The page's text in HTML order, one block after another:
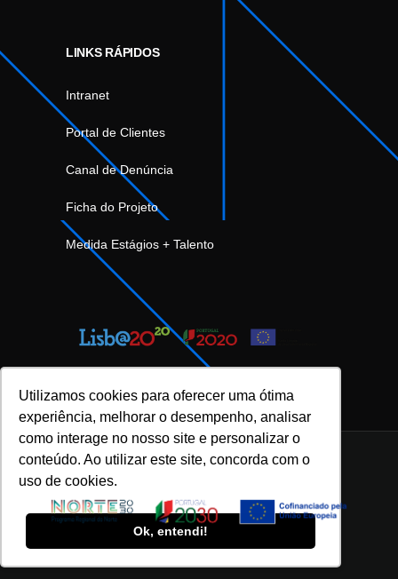
Utilizamos cookies para oferecer uma ótima
experiência, melhorar o desempenho, analisar
como interage no nosso site e personalizar o
conteúdo. Ao utilizar este site, concorda com o
uso de cookies.
Ok, entendi!
LINKS RÁPIDOS
Intranet
Portal de Clientes
Canal de Denúncia
Ficha do Projeto
Medida Estágios + Talento
INOVFLOW Business Solutions © 2023 |
Política de Privacidade e Proteção de Dados
|
Política da Qualidade